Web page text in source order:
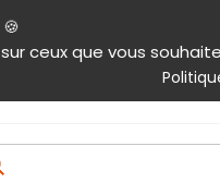
ceux que vous
principal
Produits & services